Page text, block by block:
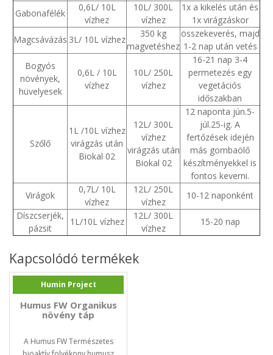
Gabonafélék
0,6L/ 10L
vízhez
10L/ 300L
vízhez
1x a kikelés után és
1x virágzáskor
Magcsávázás 3L/ 10L vízhez
350 kg
magvetéshez
összekeverés, majd
1-2 nap után vetés
Bogyós
növények,
hüvelyesek
0,6L / 10L
vízhez
10L/ 250L
vízhez
16-21 nap 3-4
permetezés egy
vegetációs
időszakban
Szőlő
1L /10L vízhez
virágzás után
Biokal 02
12L/ 300L
vízhez
virágzás után
Biokal 02
12 naponta jún.5-
júl.25-ig. A
fertőzések idején
más gombaölő
készítményekkel is
fontos keverni.
Virágok
0,7L/ 10L
vízhez
12L/ 250L
vízhez
10-12 naponként
Díszcserjék,
pázsit
1L/10L vízhez
12L/ 300L
vízhez
15-20 nap
Kapcsolódó termékek
Humin Project
Humus FW Organikus
növény táp
A Humus FW Természetes